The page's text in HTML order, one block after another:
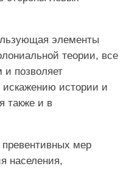
элементы
теории, все
и позволяет
истории и
также и в
мер
населения,